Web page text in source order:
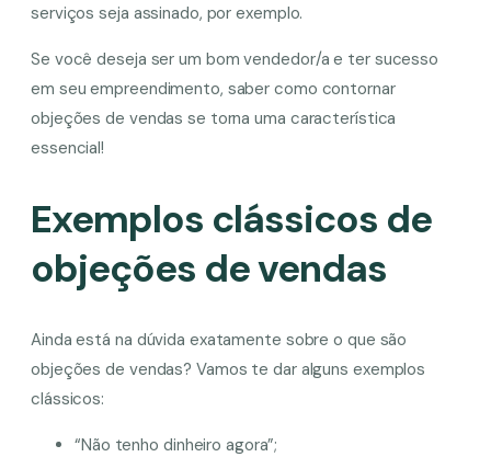
serviços seja assinado, por exemplo.
Se você deseja ser um bom vendedor/a e ter sucesso
em seu empreendimento, saber como contornar
objeções de vendas se torna uma característica
essencial!
Exemplos clássicos de
objeções de vendas
Ainda está na dúvida exatamente sobre o que são
objeções de vendas? Vamos te dar alguns exemplos
clássicos:
“Não tenho dinheiro agora”;